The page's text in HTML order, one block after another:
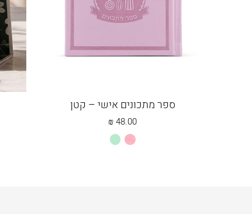
ספר מתכונים אישי – קטן
48.00
₪
ורוד
מנטה